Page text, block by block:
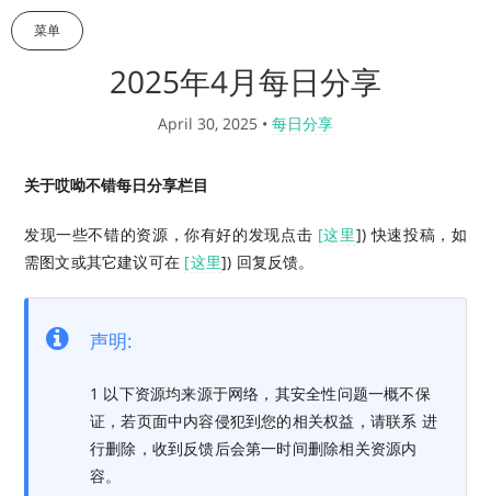
菜单
2025年4月每日分享
April 30, 2025 • 每日分享
关于哎呦不错每日分享栏目
发现一些不错的资源，你有好的发现点击 [这里]) 快速投稿，如
需图文或其它建议可在 [这里]) 回复反馈。
声明:
1 以下资源均来源于网络，其安全性问题一概不保
证，若页面中内容侵犯到您的相关权益，请联系 进
行删除，收到反馈后会第一时间删除相关资源内
容。